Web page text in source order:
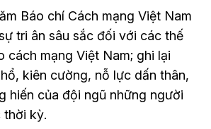
Báo chí Cách mạng Việt Nam
tri ân sâu sắc đối với các thế
cách mạng Việt Nam; ghi lại
kiên cường, nỗ lực dấn thân,
hiến của đội ngũ những người
thời kỳ.